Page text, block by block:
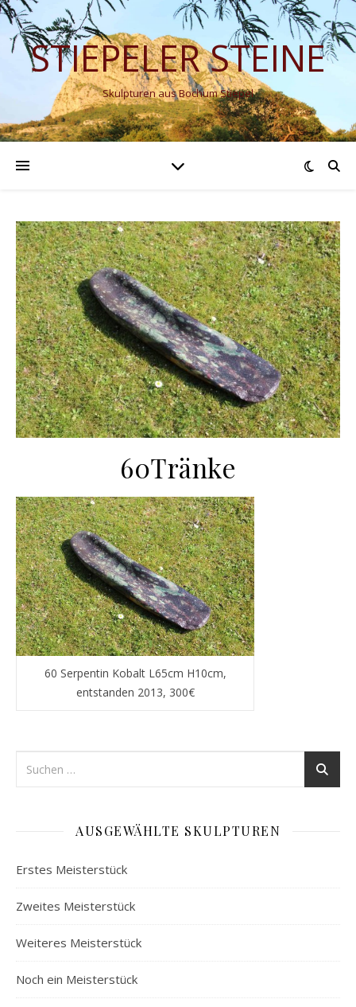
STIEPELER STEINE
Skulpturen aus Bochum Stiepel
60Tränke
60 Serpentin Kobalt L65cm H10cm,
entstanden 2013, 300€
AUSGEWÄHLTE SKULPTUREN
Erstes Meisterstück
Zweites Meisterstück
Weiteres Meisterstück
Noch ein Meisterstück